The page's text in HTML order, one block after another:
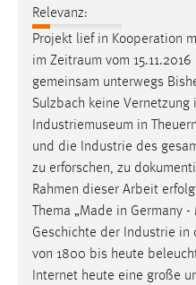
Relevanz:
Projekt lief in Kooperation
im Zeitraum vom
gemeinsam unterwegs
Sulzbach keine Vernetzung
Industriemuseum in
und die Industrie des
zu erforschen, zu
Rahmen dieser Arbeit
Thema „Made in Germany
Geschichte der Industrie in
von 1800 bis heute
Internet heute eine große